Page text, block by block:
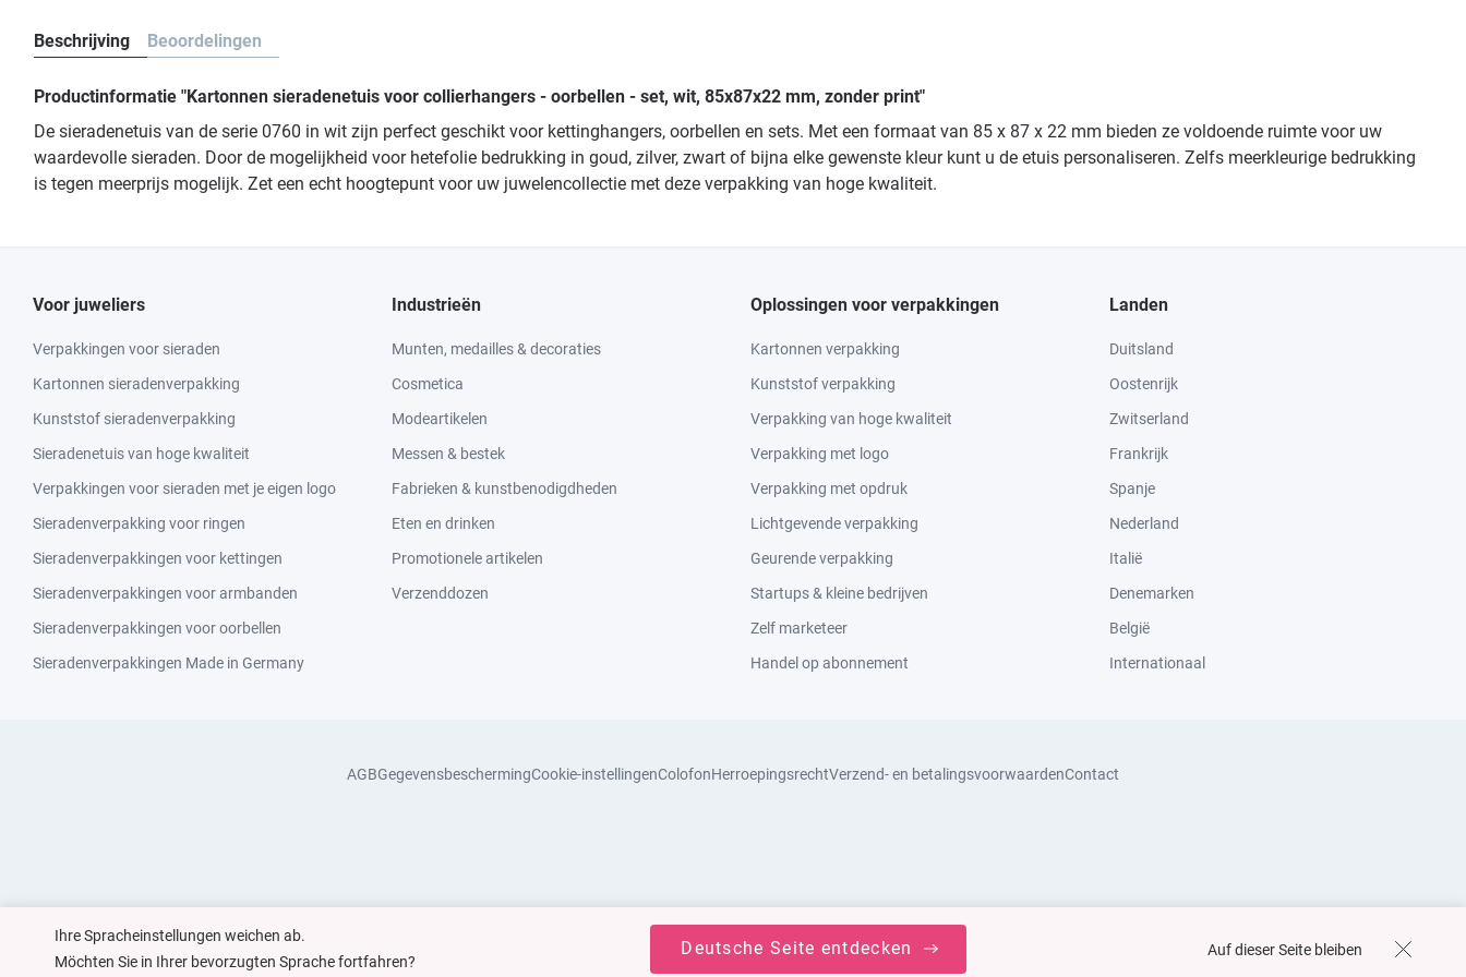
Beschrijving Beoordelingen
Productinformatie "Kartonnen sieradenetuis voor collierhangers - oorbellen - set, wit, 85x87x22 mm, zonder print"
De sieradenetuis van de serie 0760 in wit zijn perfect geschikt voor kettinghangers, oorbellen en sets. Met een formaat van 85 x 87 x 22 mm bieden ze voldoende ruimte voor uw
waardevolle sieraden. Door de mogelijkheid voor hetefolie bedrukking in goud, zilver, zwart of bijna elke gewenste kleur kunt u de etuis personaliseren. Zelfs meerkleurige bedrukking
is tegen meerprijs mogelijk. Zet een echt hoogtepunt voor uw juwelencollectie met deze verpakking van hoge kwaliteit.
Voor juweliers
Verpakkingen voor sieraden
Kartonnen sieradenverpakking
Kunststof sieradenverpakking
Sieradenetuis van hoge kwaliteit
Verpakkingen voor sieraden met je eigen logo
Sieradenverpakking voor ringen
Sieradenverpakkingen voor kettingen
Sieradenverpakkingen voor armbanden
Sieradenverpakkingen voor oorbellen
Sieradenverpakkingen Made in Germany
Industrieën
Munten, medailles & decoraties
Cosmetica
Modeartikelen
Messen & bestek
Fabrieken & kunstbenodigdheden
Eten en drinken
Promotionele artikelen
Verzenddozen
Oplossingen voor verpakkingen
Kartonnen verpakking
Kunststof verpakking
Verpakking van hoge kwaliteit
Verpakking met logo
Verpakking met opdruk
Lichtgevende verpakking
Geurende verpakking
Startups & kleine bedrijven
Zelf marketeer
Handel op abonnement
Landen
Duitsland
Oostenrijk
Zwitserland
Frankrijk
Spanje
Nederland
Italië
Denemarken
België
Internationaal
AGBGegevensbeschermingCookie-instellingenColofonHerroepingsrechtVerzend- en betalingsvoorwaardenContact
Ihre Spracheinstellungen weichen ab.
Möchten Sie in Ihrer bevorzugten Sprache fortfahren?
Deutsche Seite entdecken Auf dieser Seite bleiben